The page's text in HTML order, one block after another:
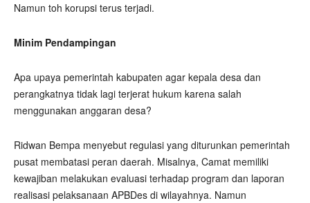
Namun toh korupsi terus terjadi.
Minim Pendampingan
Apa upaya pemerintah kabupaten agar kepala desa dan
perangkatnya tidak lagi terjerat hukum karena salah
menggunakan anggaran desa?
Ridwan Bempa menyebut regulasi yang diturunkan pemerintah
pusat membatasi peran daerah. Misalnya, Camat memiliki
kewajiban melakukan evaluasi terhadap program dan laporan
realisasi pelaksanaan APBDes di wilayahnya. Namun